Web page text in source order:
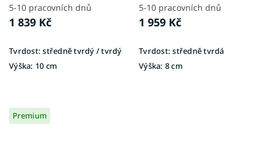
5-10 pracovních dnů
1 839 Kč
Tvrdost: středně tvrdý / tvrdý
Výška: 10 cm
5-10 pracovních dnů
1 959 Kč
Tvrdost: středně tvrdá
Výška: 8 cm
Premium